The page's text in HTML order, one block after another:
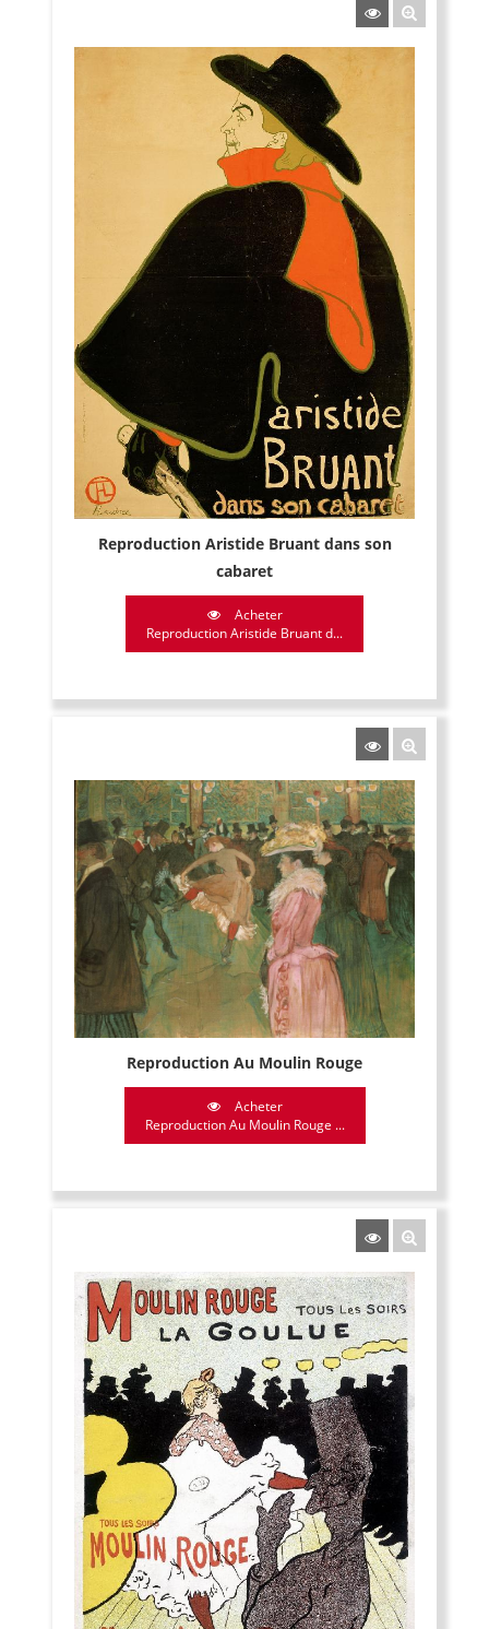
Reproduction Aristide Bruant dans son
cabaret
Acheter
Reproduction Aristide Bruant d...
Reproduction Au Moulin Rouge
Acheter
Reproduction Au Moulin Rouge ...